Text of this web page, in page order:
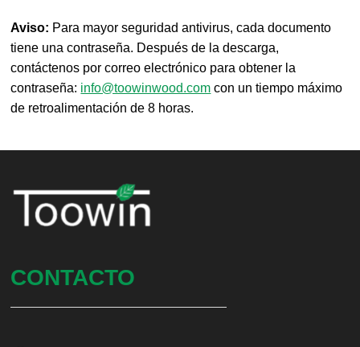
Aviso: Para mayor seguridad antivirus, cada documento
tiene una contraseña. Después de la descarga,
contáctenos por correo electrónico para obtener la
contraseña: info@toowinwood.com con un tiempo máximo
de retroalimentación de 8 horas.
CONTACTO